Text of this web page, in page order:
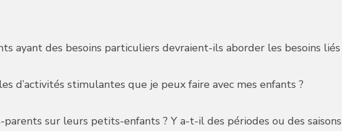
ayant des besoins particuliers devraient-ils aborder les besoins liés
d’activités stimulantes que je peux faire avec mes enfants ?
sur leurs petits-enfants ? Y a-t-il des périodes ou des